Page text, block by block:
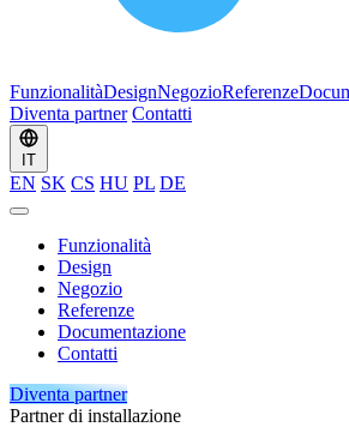
FunzionalitàDesignNegozioReferenze
Diventa partner Contatti
IT
EN SK CS HU PL DE
Funzionalità
Design
Negozio
Referenze
Documentazione
Contatti
Diventa partner
Partner di installazione